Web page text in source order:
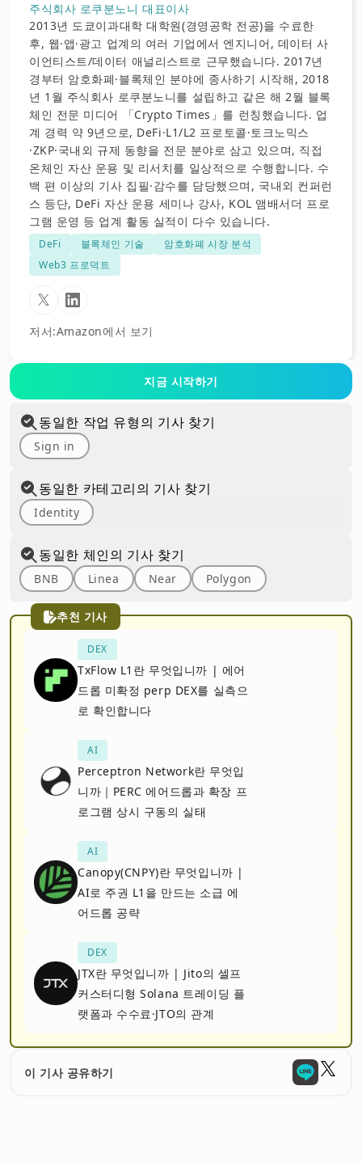
주식회사 로쿠분노니 대표이사
2013년 도쿄이과대학 대학원(경영공학 전공)을 수료한
후, 웹·앱·광고 업계의 여러 기업에서 엔지니어, 데이터 사
이언티스트/데이터 애널리스트로 근무했습니다. 2017년
경부터 암호화폐·블록체인 분야에 종사하기 시작해, 2018
년 1월 주식회사 로쿠분노니를 설립하고 같은 해 2월 블록
체인 전문 미디어 「Crypto Times」를 런칭했습니다. 업
계 경력 약 9년으로, DeFi·L1/L2 프로토콜·토크노믹스
·ZKP·국내외 규제 동향을 전문 분야로 삼고 있으며, 직접
온체인 자산 운용 및 리서치를 일상적으로 수행합니다. 수
백 편 이상의 기사 집필·감수를 담당했으며, 국내외 컨퍼런
스 등단, DeFi 자산 운용 세미나 강사, KOL 앰배서더 프로
그램 운영 등 업계 활동 실적이 다수 있습니다.
DeFi 블록체인 기술
암호화폐 시장 분석
Web3 프로덕트
저서:Amazon에서 보기
지금 시작하기
추천 기사
DEX
TxFlow L1란 무엇입니까 | 에어
드롭 미확정 perp DEX를 실측으
로 확인합니다
AI
Perceptron Network란 무엇입
니까｜PERC 에어드롭과 확장 프
로그램 상시 구동의 실태
AI
Canopy(CNPY)란 무엇입니까 |
AI로 주권 L1을 만드는 소급 에
어드롭 공략
DEX
JTX란 무엇입니까 | Jito의 셀프
커스터디형 Solana 트레이딩 플
랫폼과 수수료·JTO의 관계
동일한 작업 유형의 기사 찾기
Sign in
동일한 카테고리의 기사 찾기
Identity
동일한 체인의 기사 찾기
BNB Linea Near Polygon
이 기사 공유하기